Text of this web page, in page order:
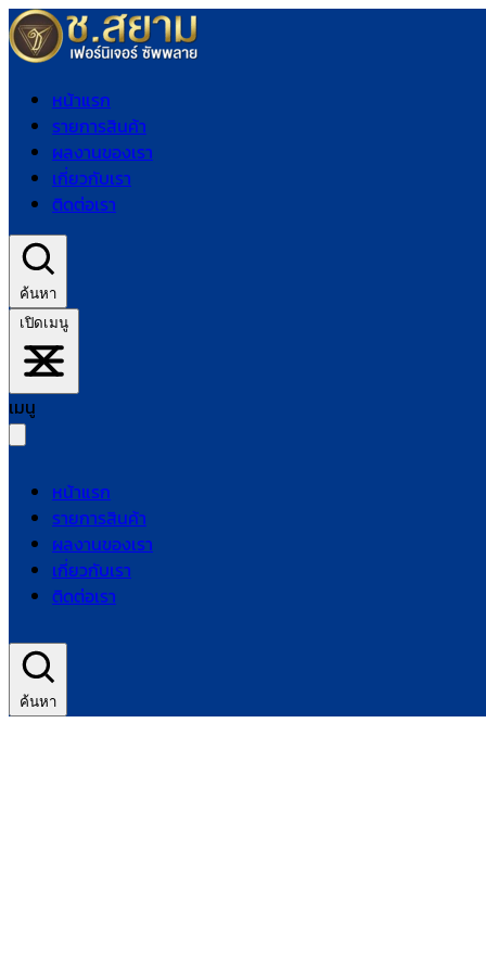
หน้าแรก
รายการสินค้า
ผลงานของเรา
เกี่ยวกับเรา
ติดต่อเรา
ค้นหา
เปิดเมนู
เมนู
หน้าแรก
รายการสินค้า
ผลงานของเรา
เกี่ยวกับเรา
ติดต่อเรา
ค้นหา